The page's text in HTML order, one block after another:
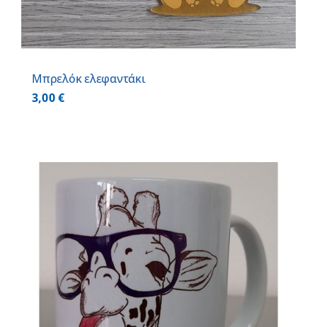
Μπρελόκ ελεφαντάκι
3,00€